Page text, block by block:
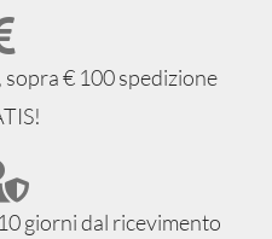
€ 100 spedizione
giorni dal ricevimento